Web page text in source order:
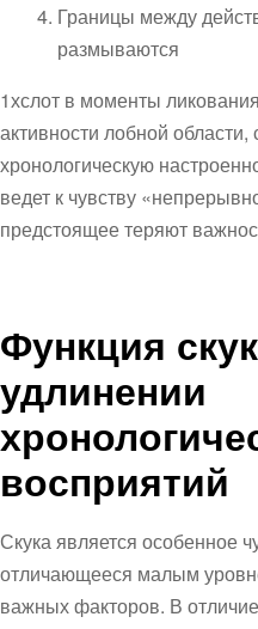
Границы между
размываются
1хслот в моменты
активности лобной области,
хронологическую
ведет к чувству
предстоящее теряют
Функция
удлинении
восприятий
Скука является особенное
отличающееся малым
важных факторов. В